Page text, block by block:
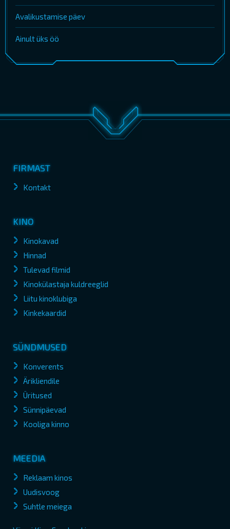
Avalikustamise päev
Ainult üks öö
FIRMAST
Kontakt
KINO
Kinokavad
Hinnad
Tulevad filmid
Kinokülastaja kuldreeglid
Liitu kinoklubiga
Kinkekaardid
SÜNDMUSED
Konverents
Ärikliendile
Üritused
Sünnipäevad
Kooliga kinno
MEEDIA
Reklaam kinos
Uudisvoog
Suhtle meiega